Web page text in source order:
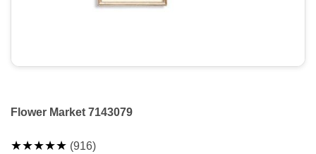
Flower Market 7143079
★★★★★ (916)